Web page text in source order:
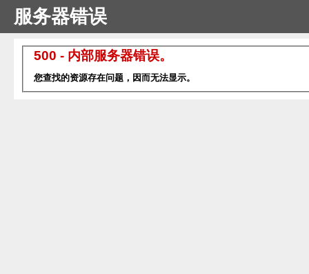
服务器错误
500 - 内部服务器错误。
您查找的资源存在问题，因而无法显示。